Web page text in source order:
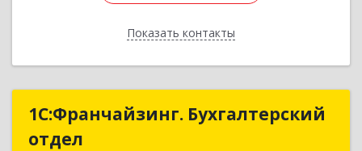
Показать контакты
Назад
1С:Франчайзинг. Бухгалтерский
отдел
1С:Франчайзинг. Бухгалтерский